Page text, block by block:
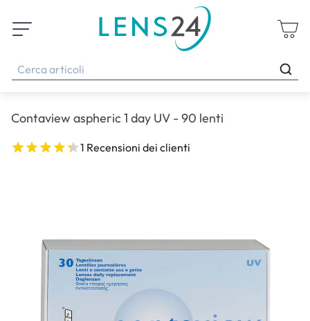
Contaview aspheric 1 day UV - 90 lenti
1 Recensioni dei clienti